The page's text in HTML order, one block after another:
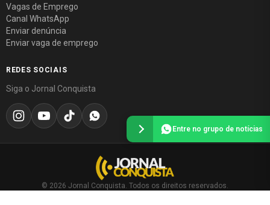
Vagas de Emprego
Canal WhatsApp
Enviar denúncia
Enviar vaga de emprego
REDES SOCIAIS
Siga o Jornal Conquista
© 2026 Jornal Conquista. Todos os direitos reservados.
Entre no grupo de notícias